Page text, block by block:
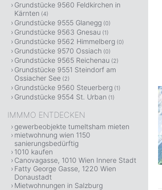
Grundstücke 9560 Feldkirchen in
Kärnten (4)
Grundstücke 9555 Glanegg (0)
Grundstücke 9563 Gnesau (1)
Grundstücke 9562 Himmelberg (0)
Grundstücke 9570 Ossiach (0)
Grundstücke 9565 Reichenau (2)
Grundstücke 9551 Steindorf am
Ossiacher See (2)
Grundstücke 9560 Steuerberg (1)
Grundstücke 9554 St. Urban (1)
IMMMO ENTDECKEN
gewerbeobjekte tumeltsham mieten
mietwohnung wien 1150
sanierungsbedürftig
1010 kaufen
Canovagasse, 1010 Wien Innere Stadt
Fatty George Gasse, 1220 Wien
Donaustadt
Mietwohnungen in Salzburg